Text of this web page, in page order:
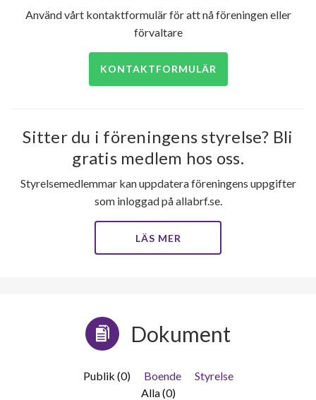
Använd vårt kontaktformulär för att nå föreningen eller
förvaltare
KONTAKTFORMULÄR
Sitter du i föreningens styrelse? Bli
gratis medlem hos oss.
Styrelsemedlemmar kan uppdatera föreningens uppgifter
som inloggad på allabrf.se.
LÄS MER
Dokument
Publik (0) Boende
Styrelse
Alla (0)